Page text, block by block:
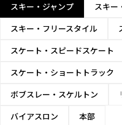
スキー・ジャンプ
スキー
スキー・フリースタイル
スケート・スピードスケート
スケート・ショートトラック
ボブスレー・スケルトン
バイアスロン
本部